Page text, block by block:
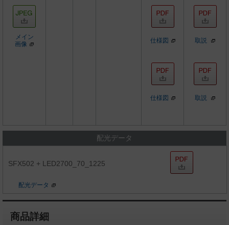
メイン
画像
仕様図
仕様図
取説
取説
配光データ
SFX502 + LED2700_70_1225
配光データ
商品詳細